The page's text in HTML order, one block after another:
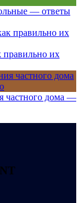
— ответы
их
частного дома —